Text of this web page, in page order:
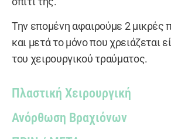
Την επομένη αφαιρούμε 2 μικρές
και μετά το μόνο που χρειάζεται
του χειρουργικού τραύματος.
Πλαστική Χειρουργική
Ανόρθωση Βραχιόνων